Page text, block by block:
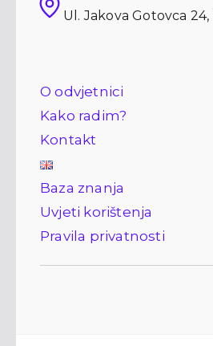
Ul. Jakova Gotovca 24,
O odvjetnici
Kako radim?
Kontakt
Baza znanja
Uvjeti korištenja
Pravila privatnosti